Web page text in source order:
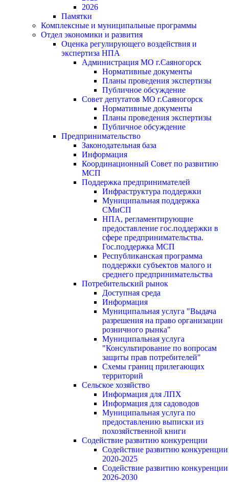
2026
Памятки
Комплексные и муниципальные программы
Отдел экономики и развития
Оценка регулирующего воздействия и
экспертиза НПА
Администрация МО г.Саяногорск
Нормативные документы
Планы проведения экспертизы
Публичное обсуждение
Совет депутатов МО г.Саяногорск
Нормативные документы
Планы проведения экспертизы
Публичное обсуждение
Предпринимательство
Законодательная база
Информация
Координационный Совет по развитию
МСП
Поддержка предпринимателей
Инфраструктура поддержки
Муниципальная поддержка
СМиСП
НПА, регламентирующие
предоставление гос.поддержки в
сфере предпринимательства.
Гос.поддержка МСП
Республиканская программа
поддержки субъектов малого и
среднего предпринимательства
Потребительский рынок
Доступная среда
Информация
Муниципальная услуга "Выдача
разрешения на право организации
розничного рынка"
Муниципальная услуга
"Консультирование по вопросам
защиты прав потребителей"
Схемы границ прилегающих
территорий
Сельское хозяйство
Информация для ЛПХ
Информация для садоводов
Муниципальная услуга по
предоставлению выписки из
похозяйственной книги
Содействие развитию конкуренции
Содействие развитию конкуренции
2020-2025
Содействие развитию конкуренции
2026-2030